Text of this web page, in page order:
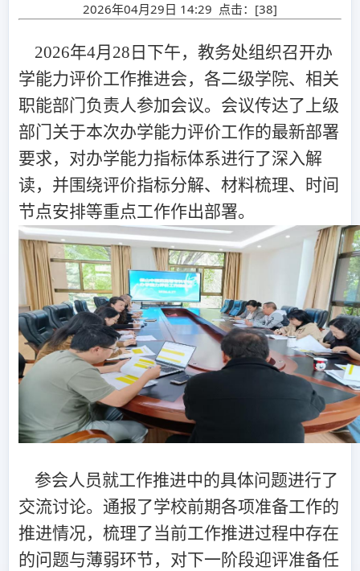
2026年04月29日 14:29 点击：[38]
2026年4月 28 日下午，教务处组织召开办
学能力评价工作推进会，各二级学院、相关
职能部门负责人参加会议。会议传达了上级
部门关于本次办学能力评价工作的最新部署
要求，对办学能力指标体系进行了深入解
读，并围绕评价指标分解、材料梳理、时间
节点安排等重点工作作出部署。
参会人员就工作推进中的具体问题进行了
交流讨论。通报了学校前期各项准备工作的
推进情况，梳理了当前工作推进过程中存在
的问题与薄弱环节，对下一阶段迎评准备任